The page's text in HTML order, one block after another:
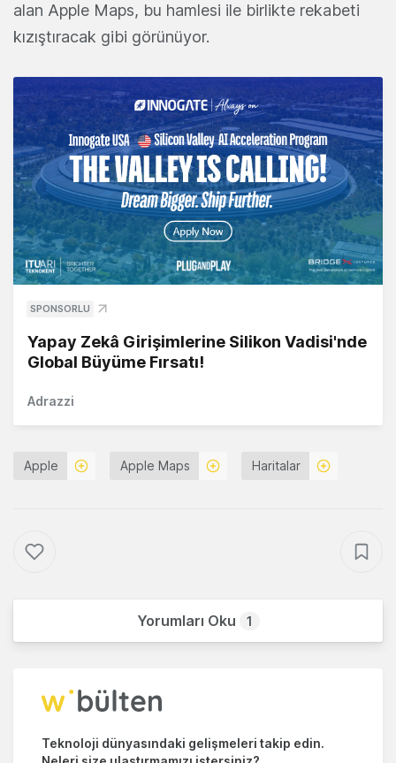
alan Apple Maps, bu hamlesi ile birlikte rekabeti
kızıştıracak gibi görünüyor.
SPONSORLU
Yapay Zekâ Girişimlerine Silikon Vadisi'nde
Global Büyüme Fırsatı!
Adrazzi
Apple Apple Maps Haritalar
Yorumları Oku 1
Teknoloji dünyasındaki gelişmeleri takip edin.